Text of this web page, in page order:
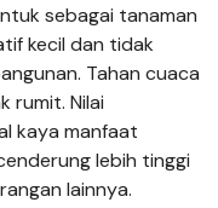
sebagai tanaman
kecil dan tidak
Tahan cuaca
rumit. Nilai
kaya manfaat
lebih tinggi
lainnya.